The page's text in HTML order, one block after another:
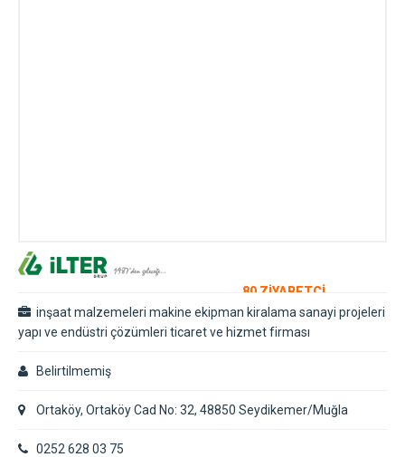
80 ZİYARETÇİ
inşaat malzemeleri makine ekipman kiralama sanayi projeleri
yapı ve endüstri çözümleri ticaret ve hizmet firması
Belirtilmemiş
Ortaköy, Ortaköy Cad No: 32, 48850 Seydikemer/Muğla
0252 628 03 75